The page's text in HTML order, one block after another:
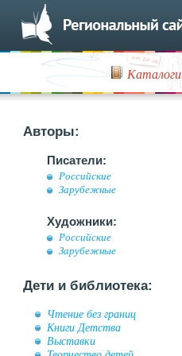
Каталоги
Авторы:
Писатели:
Российские
Зарубежные
Художники:
Российские
Зарубежные
Дети и библиотека:
Чтение без границ
Книги Детства
Выставки